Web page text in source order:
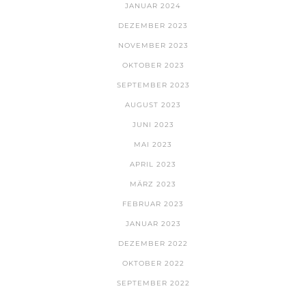
JANUAR 2024
DEZEMBER 2023
NOVEMBER 2023
OKTOBER 2023
SEPTEMBER 2023
AUGUST 2023
JUNI 2023
MAI 2023
APRIL 2023
MÄRZ 2023
FEBRUAR 2023
JANUAR 2023
DEZEMBER 2022
OKTOBER 2022
SEPTEMBER 2022